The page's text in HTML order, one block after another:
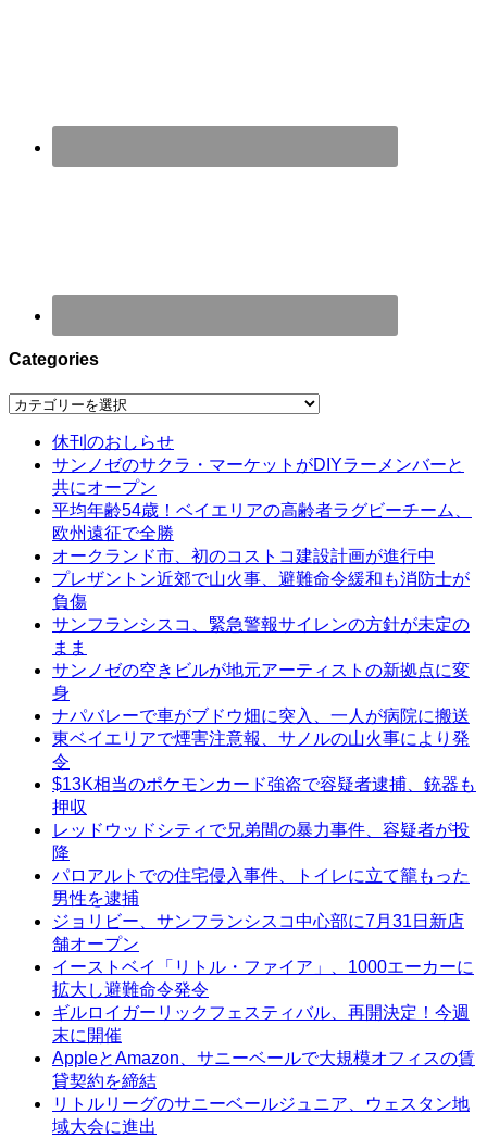
Categories
Categories
休刊のおしらせ
サンノゼのサクラ・マーケットがDIYラーメンバーと
共にオープン
平均年齢54歳！ベイエリアの高齢者ラグビーチーム、
欧州遠征で全勝
オークランド市、初のコストコ建設計画が進行中
プレザントン近郊で山火事、避難命令緩和も消防士が
負傷
サンフランシスコ、緊急警報サイレンの方針が未定の
まま
サンノゼの空きビルが地元アーティストの新拠点に変
身
ナパバレーで車がブドウ畑に突入、一人が病院に搬送
東ベイエリアで煙害注意報、サノルの山火事により発
令
$13K相当のポケモンカード強盗で容疑者逮捕、銃器も
押収
レッドウッドシティで兄弟間の暴力事件、容疑者が投
降
パロアルトでの住宅侵入事件、トイレに立て籠もった
男性を逮捕
ジョリビー、サンフランシスコ中心部に7月31日新店
舗オープン
イーストベイ「リトル・ファイア」、1000エーカーに
拡大し避難命令発令
ギルロイガーリックフェスティバル、再開決定！今週
末に開催
AppleとAmazon、サニーベールで大規模オフィスの賃
貸契約を締結
リトルリーグのサニーベールジュニア、ウェスタン地
域大会に進出